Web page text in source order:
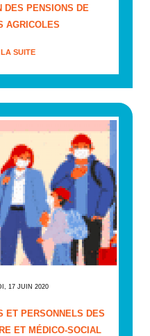
DES PENSIONS DE
AGRICOLES
SUITE
17 JUIN 2020
ET PERSONNELS DES
ET MÉDICO-SOCIAL